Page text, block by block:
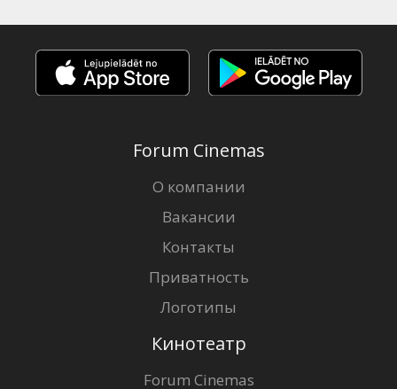
Forum Cinemas
О компании
Вакансии
Контакты
Приватность
Логотипы
Кинотеатр
Forum Cinemas